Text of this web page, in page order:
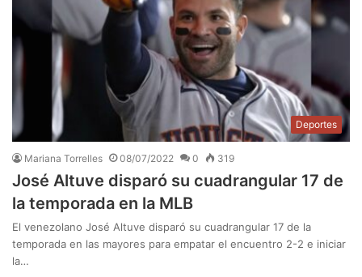
Deportes
Mariana Torrelles 08/07/2022 0 319
José Altuve disparó su cuadrangular 17 de
la temporada en la MLB
El venezolano José Altuve disparó su cuadrangular 17 de la
temporada en las mayores para empatar el encuentro 2-2 e iniciar
la…